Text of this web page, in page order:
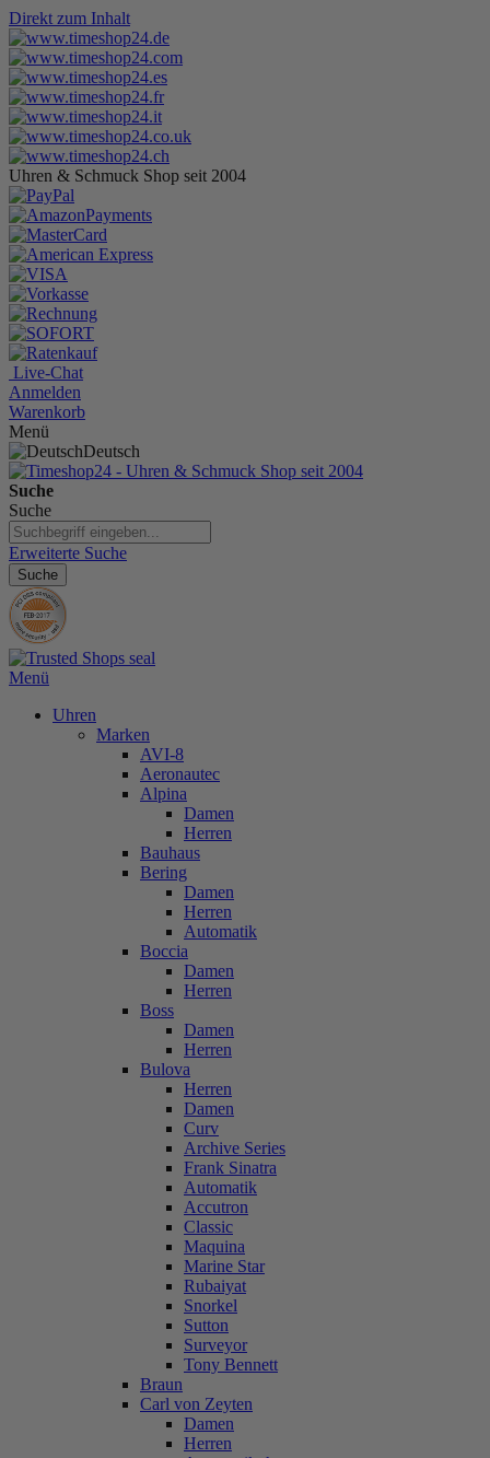
Direkt zum Inhalt
Uhren & Schmuck Shop seit 2004
Live-Chat
Anmelden
Warenkorb
Menü
Deutsch
Suche
Suche
Erweiterte Suche
Suche
Menü
Uhren
Marken
AVI-8
Aeronautec
Alpina
Damen
Herren
Bauhaus
Bering
Damen
Herren
Automatik
Boccia
Damen
Herren
Boss
Damen
Herren
Bulova
Herren
Damen
Curv
Archive Series
Frank Sinatra
Automatik
Accutron
Classic
Maquina
Marine Star
Rubaiyat
Snorkel
Sutton
Surveyor
Tony Bennett
Braun
Carl von Zeyten
Damen
Herren